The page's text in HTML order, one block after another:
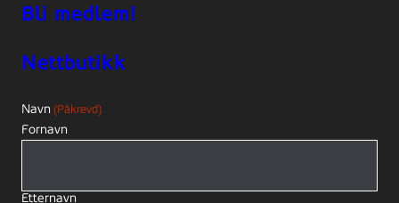
Bli medlem!
Nettbutikk
Navn (Påkrevd)
Fornavn
Etternavn